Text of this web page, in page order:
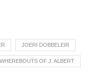
JOERI DOBBELEIR
OF J. ALBERT